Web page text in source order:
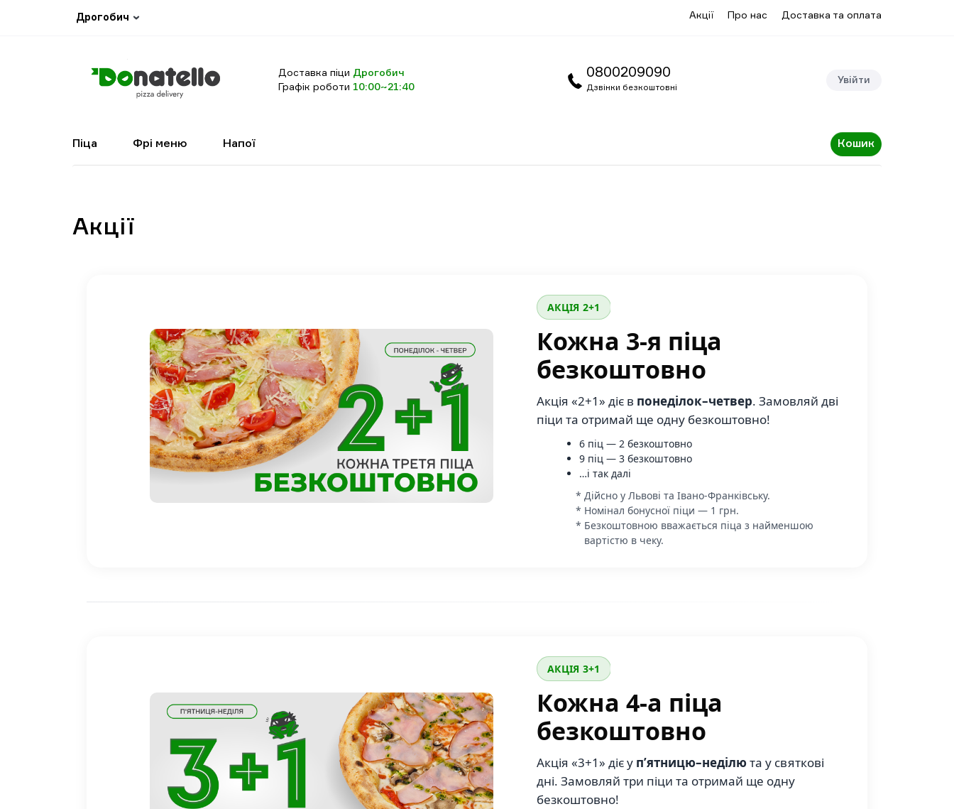
Дрогобич Акції Про нас Доставка та оплата
Доставка піци Дрогобич
Графік роботи 10:00~21:40
0800209090
Дзвінки безкоштовні
Увійти
Піца Фрі меню Напої Кошик
Акції
АКЦІЯ 2+1
Кожна 3-я піца
безкоштовно
Акція «2+1» діє в понеділок–четвер. Замовляй дві
піци та отримай ще одну безкоштовно!
6 піц — 2 безкоштовно
9 піц — 3 безкоштовно
…і так далі
Дійсно у Львові та Івано-Франківську.
Номінал бонусної піци — 1 грн.
Безкоштовною вважається піца з найменшою
вартістю в чеку.
АКЦІЯ 3+1
Кожна 4-а піца
безкоштовно
Акція «3+1» діє у п’ятницю–неділюта у святкові
дні. Замовляй три піци та отримай ще одну
безкоштовно!